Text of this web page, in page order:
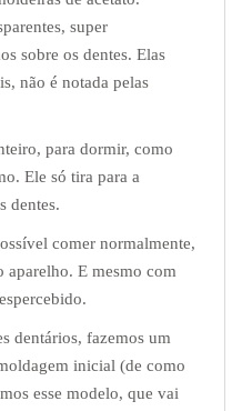
super
sobre os dentes. Elas
não é notada pelas
para dormir, como
Ele só tira para a
dentes.
comer normalmente,
aparelho. E mesmo com
dentários, fazemos um
inicial (de como
esse modelo, que vai